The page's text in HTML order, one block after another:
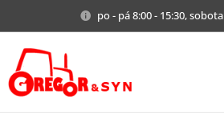
po - pá 8:00 - 15:30,